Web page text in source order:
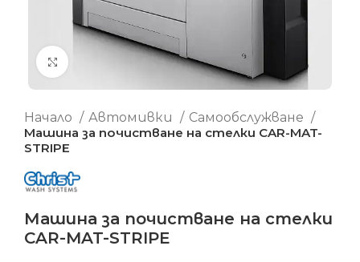
Начало Автомивки
Самообслужване
Машина за почистване на стелки CAR-MAT-
STRIPE
Машина за почистване на стелки
CAR-MAT-STRIPE